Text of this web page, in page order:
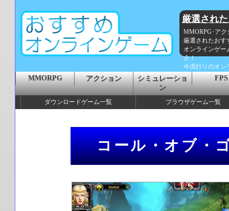
厳選され
MMORPG･アク
厳選されたおす
オンラインゲー
介！
今流行りのオン
MMORPG アクション
シミュレーショ
ン
FPS
ダウンロードゲーム一覧 ブラウザゲーム一覧
コール・オブ・